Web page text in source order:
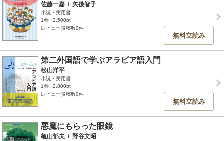
佐藤一嘉 / 矢後智子
小説・実用書
1巻
2,500pt
レビュー投稿数0件
無料立読み
第二外国語で学ぶアラビア語入門
松山洋平
小説・実用書
1巻
2,800pt
レビュー投稿数0件
無料立読み
悪魔にもらった眼鏡
亀山郁夫 / 野谷文昭